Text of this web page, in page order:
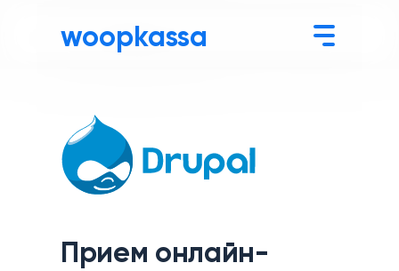
woopkassa
Прием онлайн-